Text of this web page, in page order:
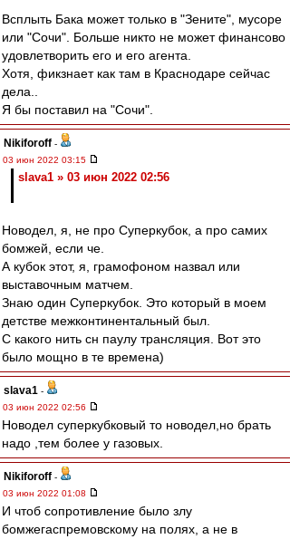
Всплыть Бака может только в "Зените", мусоре
или "Сочи". Больше никто не может финансово
удовлетворить его и его агента.
Хотя, фикзнает как там в Краснодаре сейчас
дела..
Я бы поставил на "Сочи".
Nikiforoff -
03 июн 2022 03:15
slava1 » 03 июн 2022 02:56
Новодел, я, не про Суперкубок, а про самих
бомжей, если че.
А кубок этот, я, грамофоном назвал или
выставочным матчем.
Знаю один Суперкубок. Это который в моем
детстве межконтинентальный был.
С какого нить сн паулу трансляция. Вот это
было мощно в те времена)
slava1 -
03 июн 2022 02:56
Новодел суперкубковый то новодел,но брать
надо ,тем более у газовых.
Nikiforoff -
03 июн 2022 01:08
И чтоб сопротивление было злу
бомжегаспремовскому на полях, а не в